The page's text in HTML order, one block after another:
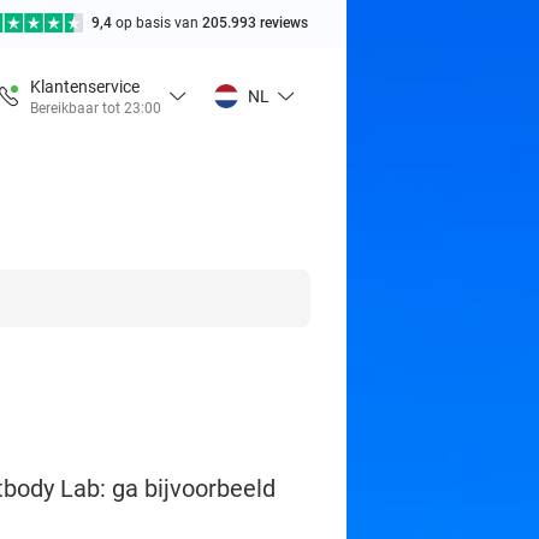
9,4 op basis van 205.993 reviews
Klantenservice
Bereikbaar tot 23:00
NL
Lab: ga bijvoorbeeld